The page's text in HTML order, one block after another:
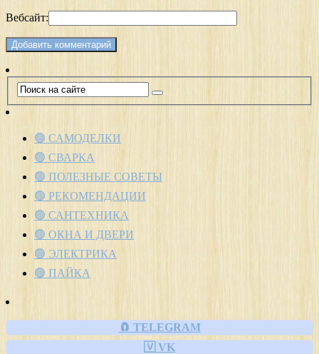
Вебсайт:
🟢 САМОДЕЛКИ
🟢 СВАРКА
🟢 ПОЛЕЗНЫЕ СОВЕТЫ
🟢 РЕКОМЕНДАЦИИ
🟢 САНТЕХНИКА
🟢 ОКНА И ДВЕРИ
🟢 ЭЛЕКТРИКА
🟢 ПАЙКА
🧲 TELEGRAM
🇻 VK